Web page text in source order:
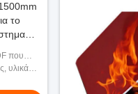
το
που
υλικά